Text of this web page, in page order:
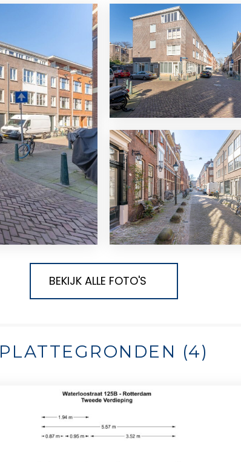
BEKIJK ALLE FOTO'S
PLATTEGRONDEN (4)